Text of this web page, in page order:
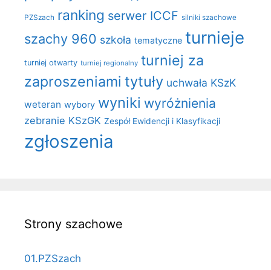
PZSzach ranking serwer ICCF silniki szachowe
szachy 960 szkoła tematyczne turnieje
turniej otwarty turniej regionalny turniej za
zaproszeniami tytuły uchwała KSzK
weteran wybory wyniki wyróżnienia
zebranie KSzGK Zespół Ewidencji i Klasyfikacji
zgłoszenia
Strony szachowe
01.PZSzach